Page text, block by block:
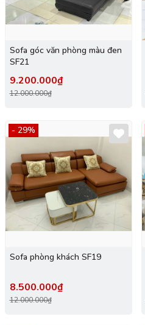
Sofa góc văn phòng màu đen
SF21
9.200.000₫
12.000.000₫
- 29%
Sofa phòng khách SF19
8.500.000₫
12.000.000₫